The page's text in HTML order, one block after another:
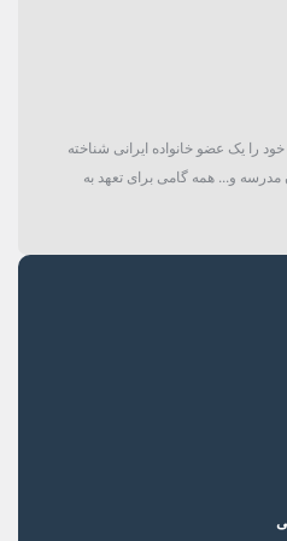
خود را یک عضو خانواده ایرانی شناخته
مدرسه و... همه گامی برای تعهد به